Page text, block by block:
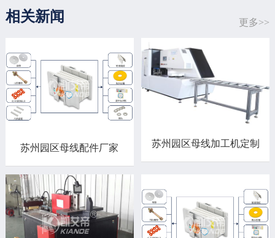
更多>>
相关新闻
苏州园区母线配件厂家 苏州园区母线加工机定制